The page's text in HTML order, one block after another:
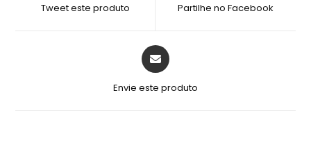
Tweet este produto Partilhe no Facebook
Envie este produto